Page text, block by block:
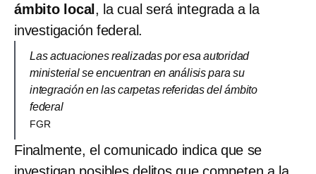
ámbito local , la cual será integrada a la
investigación federal.
Las actuaciones realizadas por esa autoridad
ministerial se encuentran en análisis para su
integración en las carpetas referidas del ámbito
federal
FGR
Finalmente, el comunicado indica que se